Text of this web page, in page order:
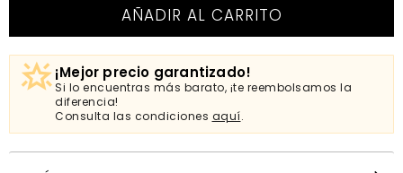
AÑADIR AL CARRITO
¡Mejor precio garantizado!
Si lo encuentras más barato, ¡te reembolsamos la
diferencia!
Consulta las condiciones aquí.